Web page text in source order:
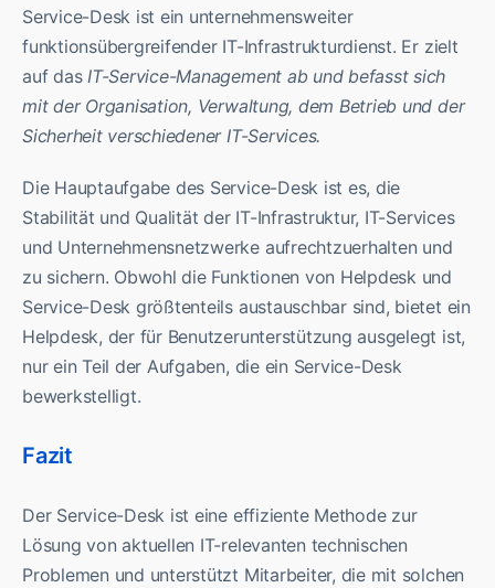
Service-Desk ist ein unternehmensweiter
funktionsübergreifender IT-Infrastrukturdienst. Er zielt
auf dasIT-Service-Management ab und befasst sich
mit der Organisation, Verwaltung, dem Betrieb und der
Sicherheit verschiedener IT-Services.
Die Hauptaufgabe des Service-Desk ist es, die
Stabilität und Qualität der IT-Infrastruktur, IT-Services
und Unternehmensnetzwerke aufrechtzuerhalten und
zu sichern. Obwohl die Funktionen von Helpdesk und
Service-Desk größtenteils austauschbar sind, bietet ein
Helpdesk, der für Benutzerunterstützung ausgelegt ist,
nur ein Teil der Aufgaben, die ein Service-Desk
bewerkstelligt.
Fazit
Der Service-Desk ist eine effiziente Methode zur
Lösung von aktuellen IT-relevanten technischen
Problemen und unterstützt Mitarbeiter, die mit solchen